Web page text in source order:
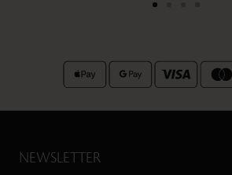
Go
NEWSLETTER